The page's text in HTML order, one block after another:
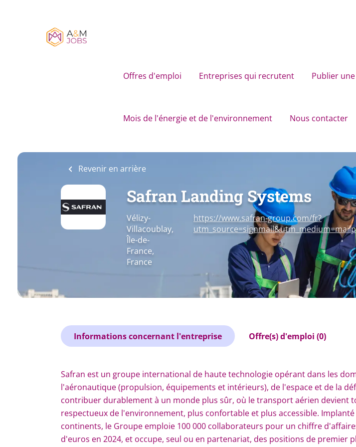
Offres d'emploi Entreprises qui recrutent Publier
Mois de l'énergie et de l'environnement Nous contacter
Revenir en arrière
Safran Landing Systems
Vélizy-
Villacoublay,
Île-de-
France,
France
https://www.safran-group.com/fr?
Informations concernant l'entreprise Offre(s) d'emploi (0)
Safran est un groupe international de haute technologie opérant dans les
l'aéronautique (propulsion, équipements et intérieurs), de l'espace et de la
contribuer durablement à un monde plus sûr, où le transport aérien devient
respectueux de l'environnement, plus confortable et plus accessible.
continents, le Groupe emploie 100 000 collaborateurs pour un chiffre
d'euros en 2024, et occupe, seul ou en partenariat, des positions de premier